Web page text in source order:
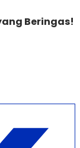
Beringas!